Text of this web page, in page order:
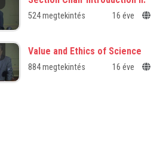
hatásainak újratáplálás során
észlelt szétválása hátterében
524 megtekintés 16 éve
Value and Ethics of Science
884 megtekintés 16 éve